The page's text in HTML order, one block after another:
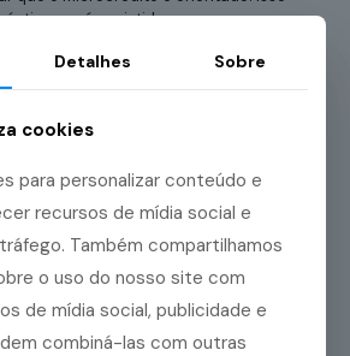
será assistido por um
visando o crescimento do
para o seu desenvolvimento.
vantagens do
comparado
Detalhes Sobre
cookies
para personalizar conteúdo e
recursos de mídia social e
Também compartilhamos
o uso do nosso site com
de mídia social, publicidade e
combiná-las com outras